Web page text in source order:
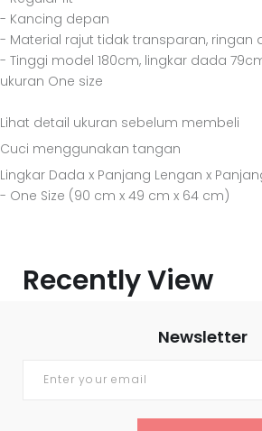
- Kancing depan
- Material rajut tidak transparan, ringan
- Tinggi model 180cm, lingkar dada
ukuran One size
Lihat detail ukuran sebelum membeli
Cuci menggunakan tangan
Lingkar Dada x Panjang Lengan x
- One Size (90 cm x 49 cm x 64 cm)
Recently View
Newsletter